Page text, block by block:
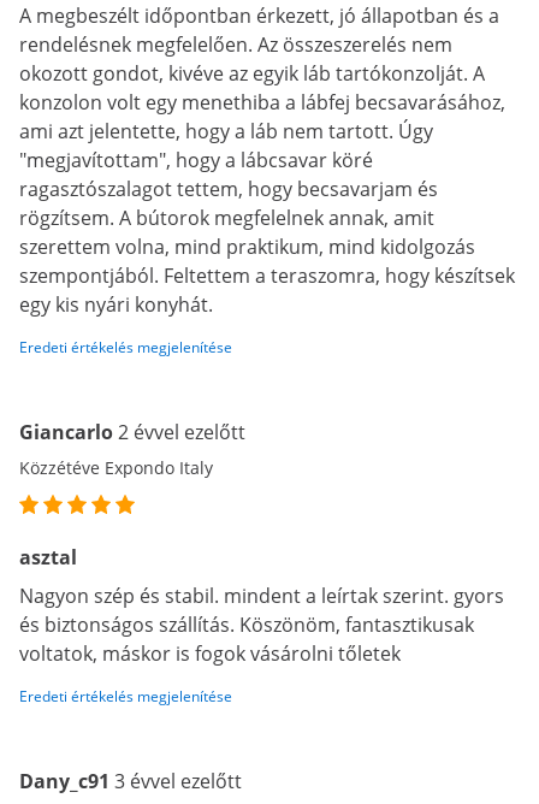
A megbeszélt időpontban érkezett, jó állapotban és a
rendelésnek megfelelően. Az összeszerelés nem
okozott gondot, kivéve az egyik láb tartókonzolját. A
konzolon volt egy menethiba a lábfej becsavarásához,
ami azt jelentette, hogy a láb nem tartott. Úgy
"megjavítottam", hogy a lábcsavar köré
ragasztószalagot tettem, hogy becsavarjam és
rögzítsem. A bútorok megfelelnek annak, amit
szerettem volna, mind praktikum, mind kidolgozás
szempontjából. Feltettem a teraszomra, hogy készítsek
egy kis nyári konyhát.
Eredeti értékelés megjelenítése
Giancarlo2 évvel ezelőtt
Közzétéve Expondo Italy
asztal
Nagyon szép és stabil. mindent a leírtak szerint. gyors
és biztonságos szállítás. Köszönöm, fantasztikusak
voltatok, máskor is fogok vásárolni tőletek
Eredeti értékelés megjelenítése
Dany_c91 3 évvel ezelőtt